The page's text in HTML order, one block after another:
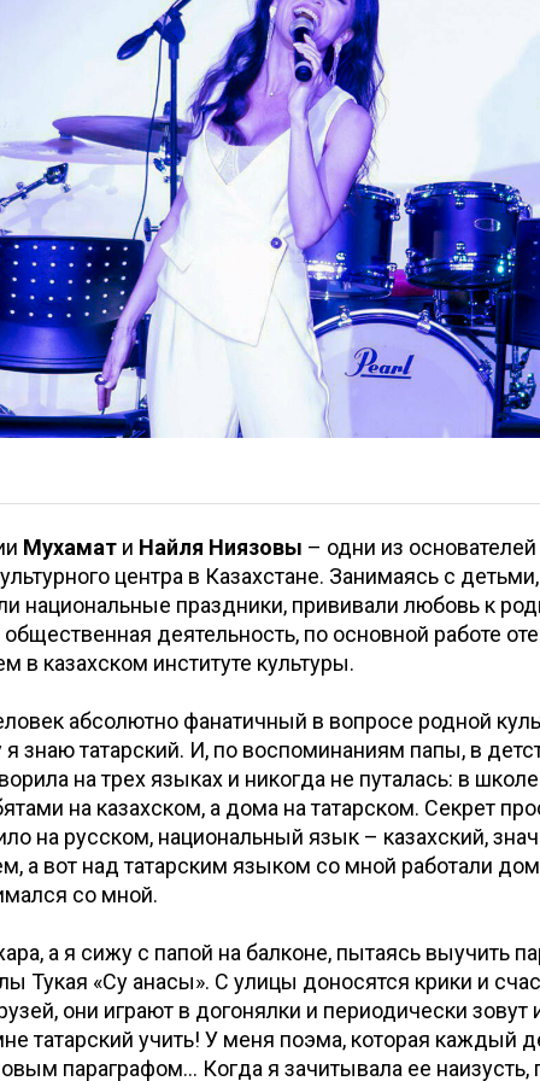
Мухамат и Найля Ниязовы – одни из основателей
центра в Казахстане. Занимаясь с
национальные праздники, прививали любовь к
деятельность, по основной работе
в казахском институте культуры.
абсолютно фанатичный в вопросе родной
знаю татарский. И, по воспоминаниям папы, в
на трех языках и никогда не путалась: в
на казахском, а дома на татарском. Секрет
на русском, национальный язык – казахский,
а вот над татарским языком со мной работали
со мной.
а я сижу с папой на балконе, пытаясь выучить
Тукая «Су анасы». С улицы доносятся крики и
они играют в догонялки и периодически зовут
татарский учить! У меня поэма, которая каждый
параграфом... Когда я зачитывала ее наизусть,